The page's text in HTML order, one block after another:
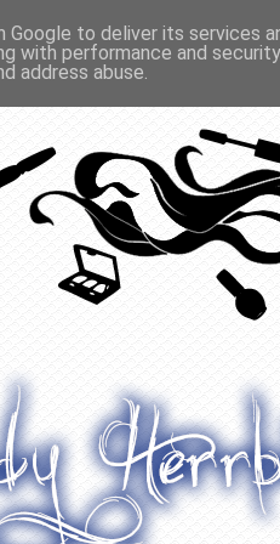
O ODŻYWIANIU
to deliver its services
with performance and
address abuse.